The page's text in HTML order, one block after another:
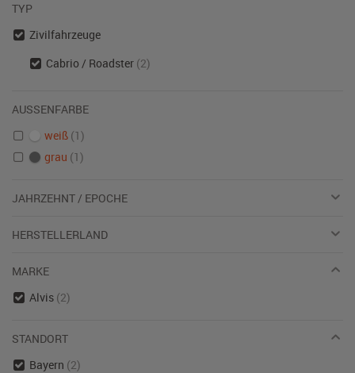
TYP
Zivilfahrzeuge
Cabrio / Roadster (2)
AUSSENFARBE
weiß (1)
grau (1)
JAHRZEHNT / EPOCHE
HERSTELLERLAND
MARKE
Alvis (2)
STANDORT
Bayern (2)